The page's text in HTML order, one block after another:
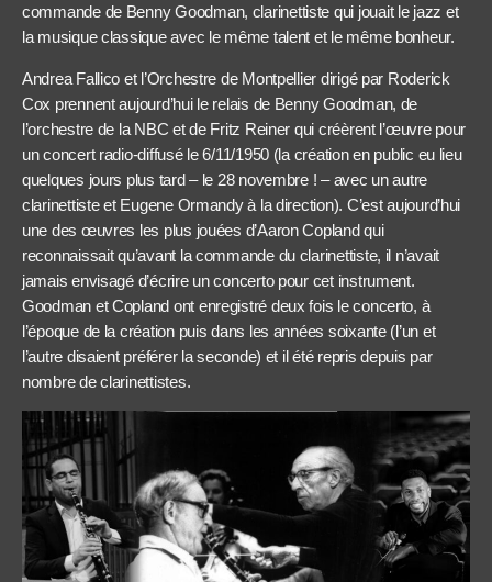
commande de Benny Goodman, clarinettiste qui jouait le jazz et
la musique classique avec le même talent et le même bonheur.
Andrea Fallico et l’Orchestre de Montpellier dirigé par Roderick
Cox prennent aujourd’hui le relais de Benny Goodman, de
l’orchestre de la NBC et de Fritz Reiner qui créèrent l’œuvre pour
un concert radio-diffusé le 6/11/1950 (la création en public eu lieu
quelques jours plus tard – le 28 novembre ! – avec un autre
clarinettiste et Eugene Ormandy à la direction). C’est aujourd’hui
une des œuvres les plus jouées d’Aaron Copland qui
reconnaissait qu’avant la commande du clarinettiste, il n’avait
jamais envisagé d’écrire un concerto pour cet instrument.
Goodman et Copland ont enregistré deux fois le concerto, à
l’époque de la création puis dans les années soixante (l’un et
l’autre disaient préférer la seconde) et il été repris depuis par
nombre de clarinettistes.